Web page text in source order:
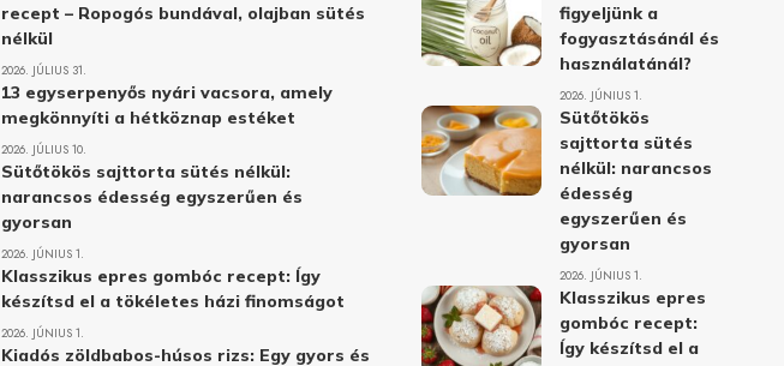
recept – Ropogós bundával, olajban sütés
nélkül
2026. JÚLIUS 31.
13 egyserpenyős nyári vacsora, amely
megkönnyíti a hétköznap estéket
2026. JÚLIUS 10.
Sütőtökös sajttorta sütés nélkül:
narancsos édesség egyszerűen és
gyorsan
2026. JÚNIUS 1.
Klasszikus epres gombóc recept: Így
készítsd el a tökéletes házi finomságot
2026. JÚNIUS 1.
Kiadós zöldbabos-húsos rizs: Egy gyors és
figyeljünk a
fogyasztásánál és
használatánál?
2026. JÚNIUS 1.
Sütőtökös
sajttorta sütés
nélkül: narancsos
édesség
egyszerűen és
gyorsan
2026. JÚNIUS 1.
Klasszikus epres
gombóc recept:
Így készítsd el a